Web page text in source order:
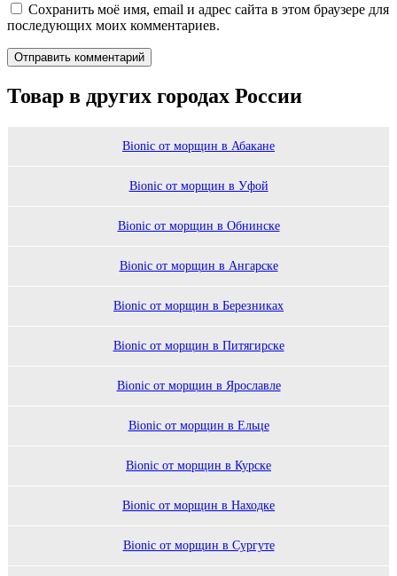
Сохранить моё имя, email и адрес сайта в этом браузере для
последующих моих комментариев.
Товар в других городах России
Bionic от морщин в Абакане
Bionic от морщин в Уфой
Bionic от морщин в Обнинске
Bionic от морщин в Ангарске
Bionic от морщин в Березниках
Bionic от морщин в Питягирске
Bionic от морщин в Ярославле
Bionic от морщин в Ельце
Bionic от морщин в Курске
Bionic от морщин в Находке
Bionic от морщин в Сургуте